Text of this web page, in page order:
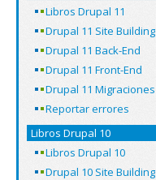
Libros Drupal 11
Drupal 11 Site Building
Drupal 11 Back-End
Drupal 11 Front-End
Drupal 11 Migraciones
Reportar errores
Libros Drupal 10
Libros Drupal 10
Drupal 10 Site Building